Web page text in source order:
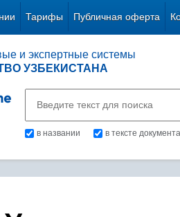
Тарифы Публичная оферта
и экспертные системы
УЗБЕКИСТАНА
в названии в тексте документа